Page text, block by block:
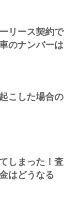
リース契約で
のナンバーは
こした場合の
しまった！査
はどうなる